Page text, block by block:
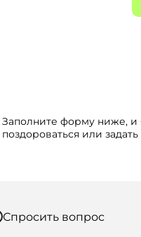
Заполните форму ниже, и
поздороваться или
Спросить вопрос